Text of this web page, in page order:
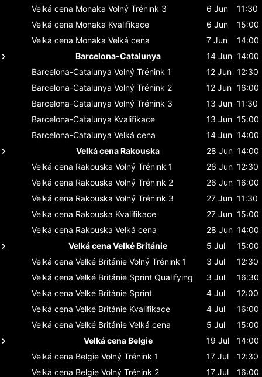
Velká cena Monaka Volný Trénink 3 6 Jun
11:30
Velká cena Monaka Kvalifikace 6 Jun
15:00
Velká cena Monaka Velká cena 7 Jun
14:00
Barcelona-Catalunya
14 Jun 14:00
Barcelona-Catalunya Volný Trénink 1 12 Jun 12:30
Barcelona-Catalunya Volný Trénink 2 12 Jun 16:00
Barcelona-Catalunya Volný Trénink 3 13 Jun 11:30
Barcelona-Catalunya Kvalifikace 13 Jun 15:00
Barcelona-Catalunya Velká cena 14 Jun 14:00
Velká cena Rakouska
28 Jun 14:00
Velká cena Rakouska Volný Trénink 1 26 Jun 12:30
Velká cena Rakouska Volný Trénink 2 26 Jun 16:00
Velká cena Rakouska Volný Trénink 3 27 Jun 11:30
Velká cena Rakouska Kvalifikace 27 Jun 15:00
Velká cena Rakouska Velká cena 28 Jun 14:00
Velká cena Velké Británie
5 Jul
15:00
Velká cena Velké Británie Volný Trénink 1 3 Jul
12:30
Velká cena Velké Británie Sprint Qualifying 3 Jul
16:30
Velká cena Velké Británie Sprint 4 Jul
12:00
Velká cena Velké Británie Kvalifikace 4 Jul
16:00
Velká cena Velké Británie Velká cena 5 Jul
15:00
Velká cena Belgie
19 Jul
14:00
Velká cena Belgie Volný Trénink 1 17 Jul
12:30
Velká cena Belgie Volný Trénink 2 17 Jul 16:00